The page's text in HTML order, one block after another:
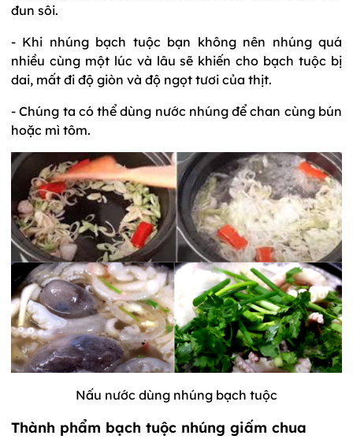
đun sôi.
- Khi nhúng bạch tuộc bạn không nên nhúng quá
nhiều cùng một lúc và lâu sẽ khiến cho bạch tuộc bị
dai, mất đi độ giòn và độ ngọt tươi của thịt.
- Chúng ta có thể dùng nước nhúng để chan cùng bún
hoặc mì tôm.
Nấu nước dùng nhúng bạch tuộc
Thành phẩm bạch tuộc nhúng giấm chua